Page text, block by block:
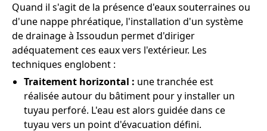
Quand il s'agit de la présence d'eaux souterraines ou
d'une nappe phréatique, l'installation d'un système
de drainage à Issoudun permet d'diriger
adéquatement ces eaux vers l'extérieur. Les
techniques englobent :
Traitement horizontal : une tranchée est
réalisée autour du bâtiment pour y installer un
tuyau perforé. L'eau est alors guidée dans ce
tuyau vers un point d'évacuation défini.